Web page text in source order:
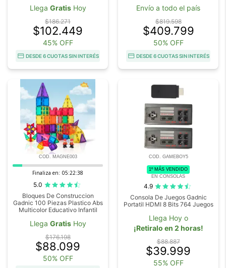
Llega GratisHoy
$186.271
$102.449
45% OFF
DESDE 6 CUOTAS SIN INTERÉS
Envío a todo el país
$819.598
$409.799
50% OFF
DESDE 6 CUOTAS SIN INTERÉS
COD. MAGNE003
Finaliza en: 05:22:37
5.0
Bloques De Construccion
Gadnic 100 Piezas Plastico Abs
Multicolor Educativo Infantil
Llega GratisHoy
$176.198
$88.099
50% OFF
COD. GAMEBOY5
1º MÁS VENDIDO
EN CONSOLAS
4.9
Consola De Juegos Gadnic
Portatil HDMI 8 Bits 764 Juegos
Llega Hoy o
¡Retiralo en 2 horas!
$88.887
$39.999
55% OFF